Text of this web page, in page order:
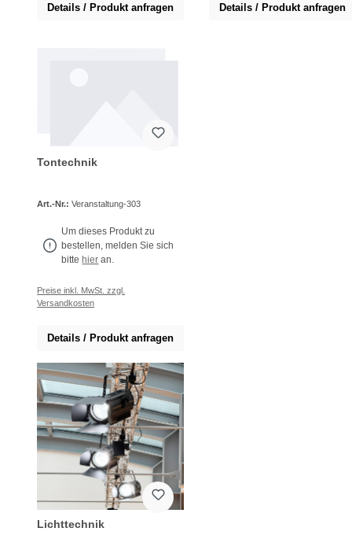
Details / Produkt anfragen Details / Produkt anfragen
Tontechnik
Art.-Nr.:Veranstaltung-303
Um dieses Produkt zu
bestellen, melden Sie sich
bitte hier an.
Preise inkl. MwSt. zzgl.
Versandkosten
Details / Produkt anfragen
Lichttechnik